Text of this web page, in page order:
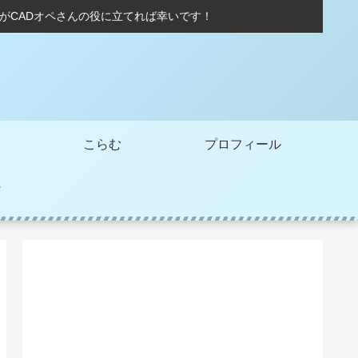
オペさんの役に立てれば幸いです！
こらむ プロフィール